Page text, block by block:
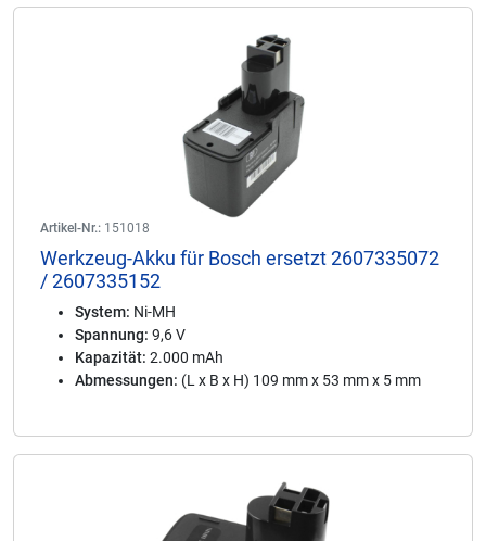
Artikel-Nr.: 151018
Werkzeug-Akku für Bosch ersetzt 2607335072
/ 2607335152
System: Ni-MH
Spannung: 9,6 V
Kapazität: 2.000 mAh
Abmessungen: (L x B x H) 109 mm x 53 mm x 5 mm